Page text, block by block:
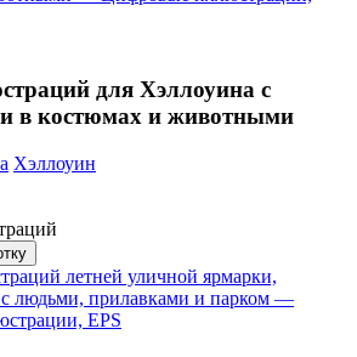
для Хэллоуина с
в костюмах и животными
Хэллоуин